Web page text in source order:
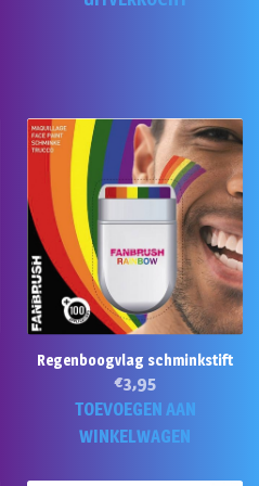
Regenboogvlag schminkstift
€3,95
TOEVOEGEN AAN
WINKELWAGEN